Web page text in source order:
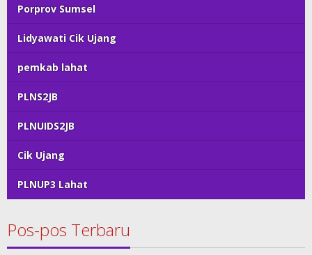
Porprov Sumsel
Lidyawati Cik Ujang
pemkab lahat
PLNS2JB
PLNUIDS2JB
Cik Ujang
PLNUP3 Lahat
Pos-pos Terbaru